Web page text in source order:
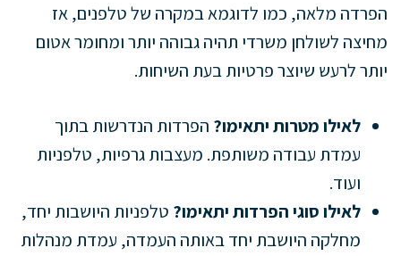
הפרדה מלאה, כמו לדוגמא במקרה של טלפנים, אז
מחיצה לשולחן משרדי תהיה גבוהה יותר ומחומר אטום
יותר לרעש שיוצר פרטיות בעת השיחות.
לאילו מטרות יתאימו? הפרדות הנדרשות בתוך
עמדת עבודה משותפת. מעצבות גרפיות, טלפניות
ועוד.
לאילו סוגי הפרדות יתאימו? טלפניות היושבות יחד,
מחלקה היושבת יחד באותה העמדה, עמדת מנהלות